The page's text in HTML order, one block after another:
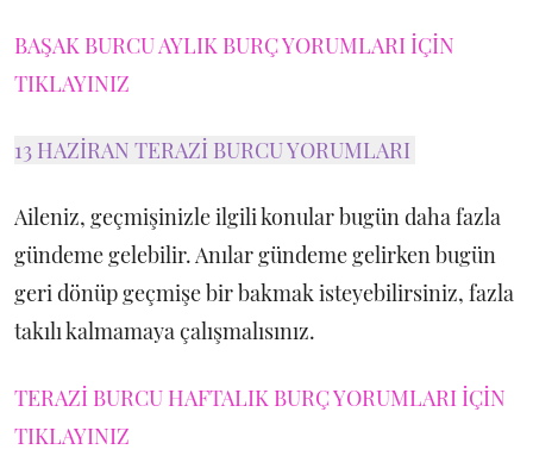
BAŞAK BURCU AYLIK BURÇ YORUMLARI İÇİN
TIKLAYINIZ
13 HAZİRAN TERAZİ BURCU YORUMLARI
Aileniz, geçmişinizle ilgili konular bugün daha fazla
gündeme gelebilir. Anılar gündeme gelirken bugün
geri dönüp geçmişe bir bakmak isteyebilirsiniz, fazla
takılı kalmamaya çalışmalısınız.
TERAZİ BURCU HAFTALIK BURÇ YORUMLARI İÇİN
TIKLAYINIZ